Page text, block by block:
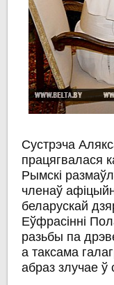
Сустрэча
працягвалася
Рымскі
членаў
беларускай
Еўфрасінні
разьбы па
а таксама
абраз злучае ў